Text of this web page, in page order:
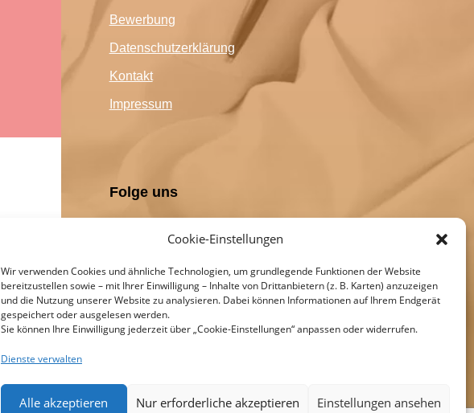
Cookie-Einstellungen
Wir verwenden Cookies und ähnliche Technologien, um grundlegende Funktionen der Website
bereitzustellen sowie – mit Ihrer Einwilligung – Inhalte von Drittanbietern (z. B. Karten) anzuzeigen
und die Nutzung unserer Website zu analysieren. Dabei können Informationen auf Ihrem Endgerät
gespeichert oder ausgelesen werden.
Sie können Ihre Einwilligung jederzeit über „Cookie-Einstellungen“ anpassen oder widerrufen.
Dienste verwalten
Alle akzeptieren Nur erforderliche akzeptieren Einstellungen ansehen
Bewerbung
Datenschutzerklärung
Kontakt
Impressum
Folge uns